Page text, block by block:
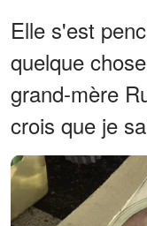
Elle s'est
quelque
grand-mère
crois que je